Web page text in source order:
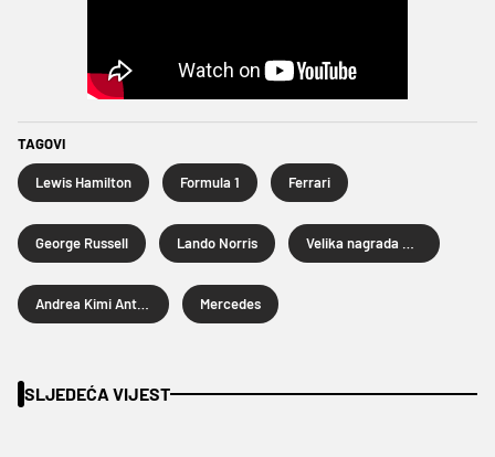
TAGOVI
Lewis Hamilton Formula 1 Ferrari
George Russell Lando Norris
Mercedes
SLJEDEĆA VIJEST